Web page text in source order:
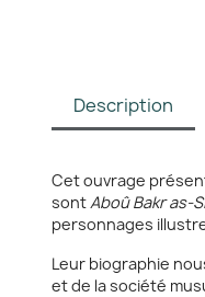
Description
Cet ouvrage
sontAboû Bakr as-
personnages
Leur biographie
et de la société